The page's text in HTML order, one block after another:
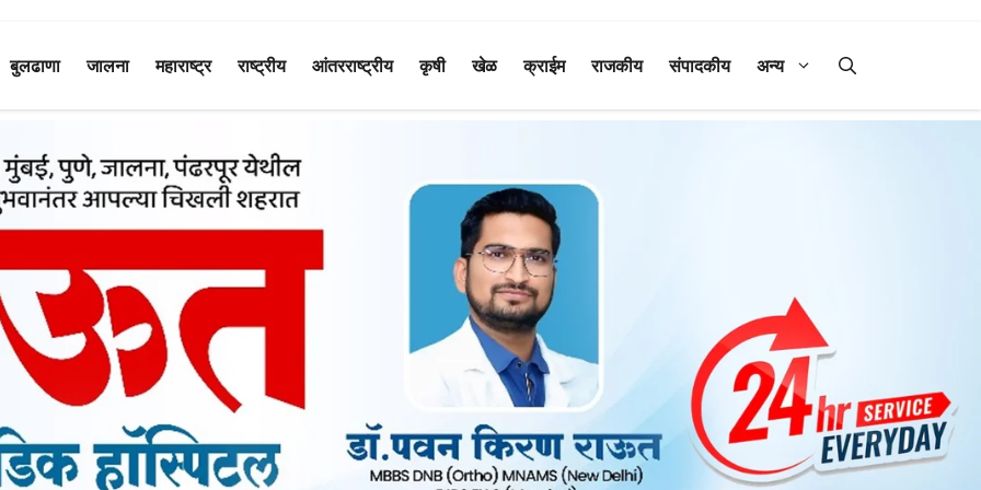
बुलढाणा जालना महाराष्ट्र राष्ट्रीय आंतरराष्ट्रीय कृषी खेळ क्राईम राजकीय संपादकीय अन्य